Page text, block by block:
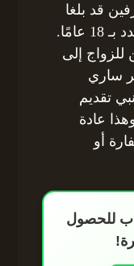
قد بلغا
السن القانوني للزواج، والذي يحدد بـ 18 عامًا.
للزواج إلى
ساري
تقديم
عادة
أو
للحصول